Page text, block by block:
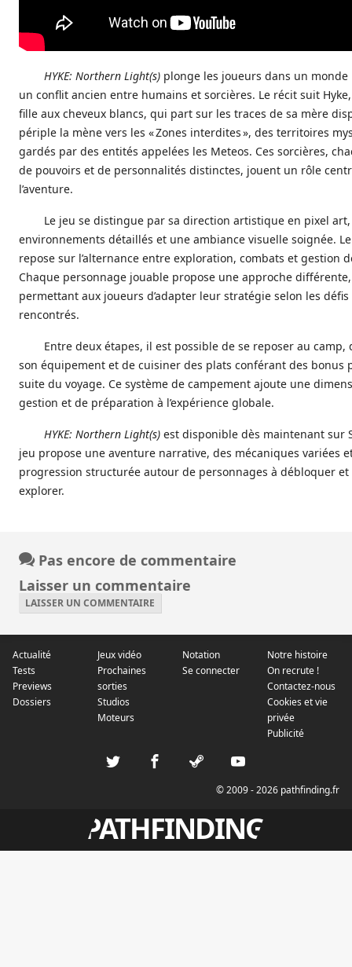
HYKE: Northern Light(s) plonge les joueurs dans un monde
un conflit ancien entre humains et sorcières. Le récit suit
fille aux cheveux blancs, qui part sur les traces de sa mère
périple la mène vers les « Zones interdites », des territoires
gardés par des entités appelées les Meteos. Ces sorcières,
de pouvoirs et de personnalités distinctes, jouent un rôle
l’aventure.
Le jeu se distingue par sa direction artistique en pixel art,
environnements détaillés et une ambiance visuelle soignée.
repose sur l’alternance entre exploration, combats et gestion
Chaque personnage jouable propose une approche différente,
permettant aux joueurs d’adapter leur stratégie selon les défis
rencontrés.
Entre deux étapes, il est possible de se reposer au camp,
son équipement et de cuisiner des plats conférant des bonus
suite du voyage. Ce système de campement ajoute une
gestion et de préparation à l’expérience globale.
HYKE: Northern Light(s) est disponible dès maintenant sur
jeu propose une aventure narrative, des mécaniques variées
progression structurée autour de personnages à débloquer et
explorer.
Pas encore de commentaire
Laisser un commentaire
LAISSER UN COMMENTAIRE
Actualité
Tests
Previews
Dossiers
Jeux vidéo
Prochaines
sorties
Studios
Moteurs
Notation
Se connecter
Notre histoire
On recrute !
Contactez-nous
Cookies et vie
privée
Publicité
© 2009 - 2026 pathfinding.fr
PATHFINDING